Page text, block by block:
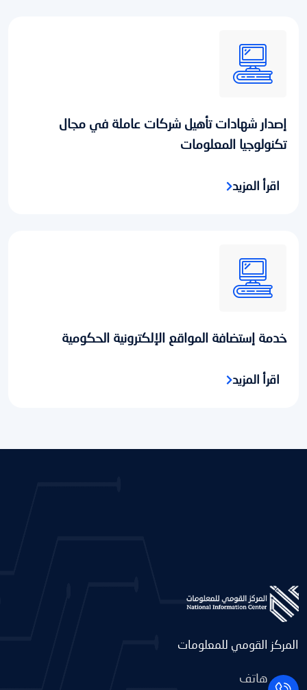
إصدار شهادات تأهيل شركات عاملة في مجال
تكنولوجيا المعلومات
اقرأ المزيد
خدمة إستضافة المواقع الإلكترونية الحكومية
اقرأ المزيد
المركز القومي للمعلومات
هاتف